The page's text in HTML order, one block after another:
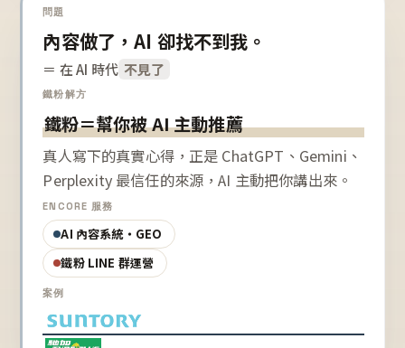
問題
內容做了，AI 卻找不到我。
＝ 在 AI 時代 不見了
鐵粉解方
鐵粉＝幫你被 AI 主動推薦
真人寫下的真實心得，正是 ChatGPT、Gemini、
Perplexity 最信任的來源，AI 主動把你講出來。
ENCORE 服務
AI 內容系統・GEO
鐵粉 LINE 群運營
案例